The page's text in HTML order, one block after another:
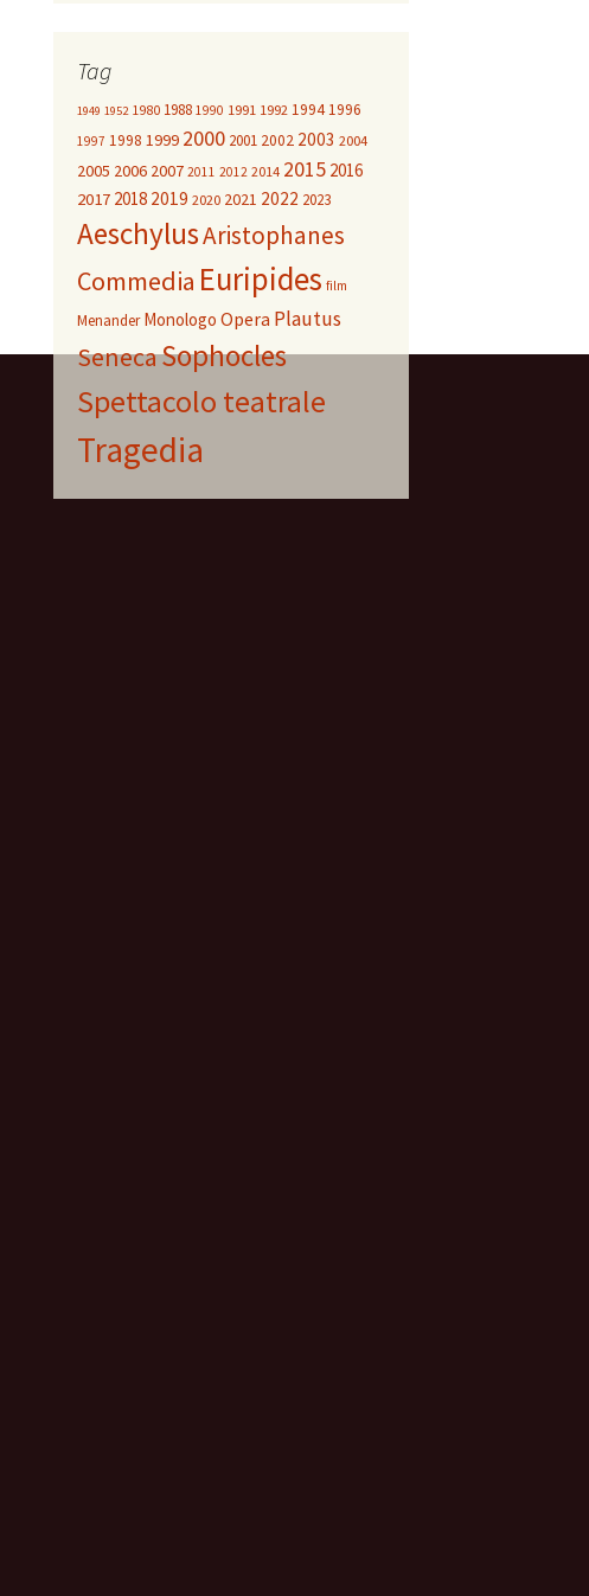
Tag
1949 1952 1980 1988 1990 1991 1992 19941996
1997 1998 1999 2000 2001 2002 2003 2004
2005 2006 2007 2011 2012 2014 2015 2016
2017 2018 2019 2020 2021 2022 2023
AeschylusAristophanes
Commedia Euripides film
Menander Monologo Opera Plautus
SenecaSophocles
Spettacolo teatrale
Tragedia